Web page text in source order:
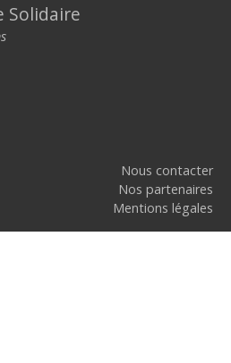
Solidaire
Nous contacter
Nos partenaires
Mentions légales